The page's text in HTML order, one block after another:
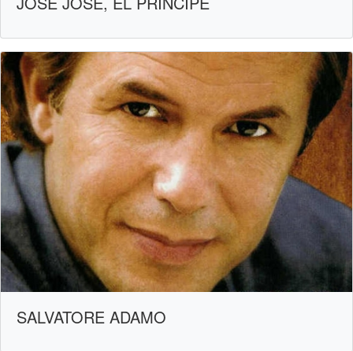
SALVATORE ADAMO